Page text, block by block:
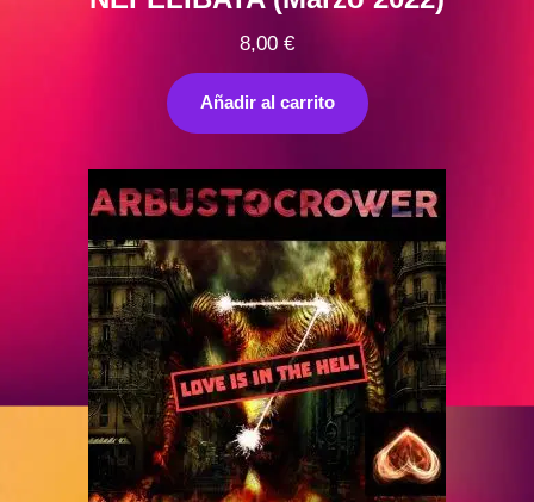
8,00 €
Añadir al carrito